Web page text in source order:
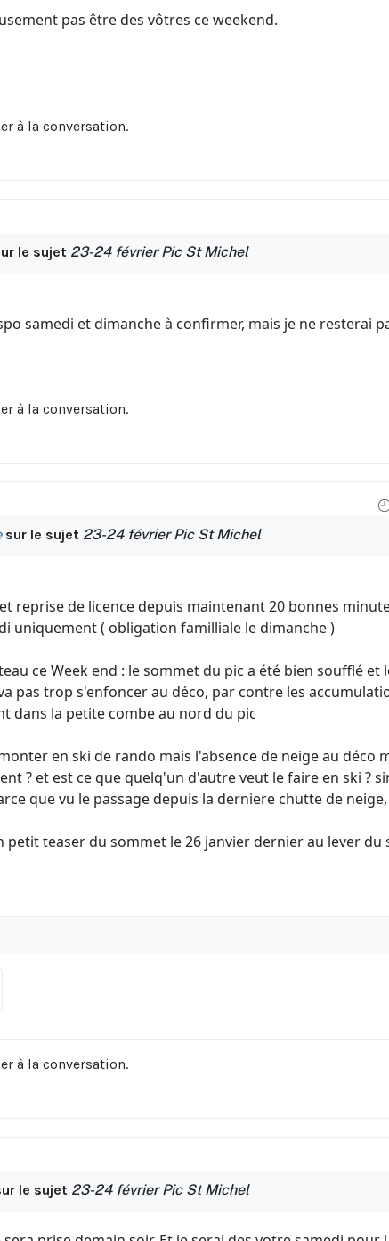
pas être des vôtres ce weekend.
à la conversation.
le sujet 23-24 février Pic St Michel
samedi et dimanche à confirmer, mais je ne resterai
à la conversation.
sur le sujet 23-24 février Pic St Michel
reprise de licence depuis maintenant 20 bonnes
uniquement ( obligation familliale le dimanche )
ce Week end : le sommet du pic a été bien soufflé et
pas trop s'enfoncer au déco, par contre les
dans la petite combe au nord du pic
en ski de rando mais l'absence de neige au déco
? et est ce que quelq'un d'autre veut le faire en ski ?
que vu le passage depuis la derniere chutte de
petit teaser du sommet le 26 janvier dernier au lever du
à la conversation.
le sujet 23-24 février Pic St Michel